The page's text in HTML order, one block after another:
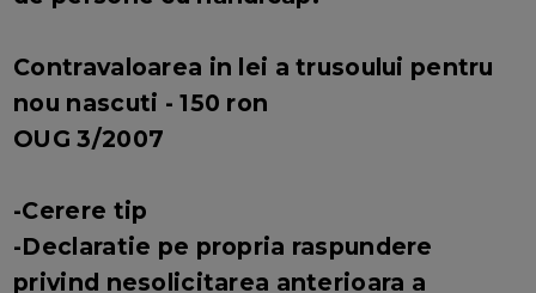
Contravaloarea in lei a trusoului pentru
nou nascuti - 150 ron
OUG 3/2007
-Cerere tip
-Declaratie pe propria raspundere
privind nesolicitarea anterioara a